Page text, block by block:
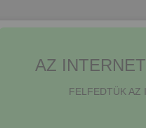
AZ
FELFEDTÜK AZ